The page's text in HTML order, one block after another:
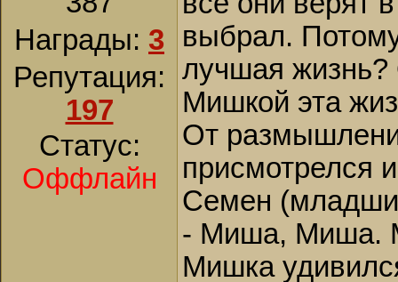
Награды: 3
Репутация:
197
Статус:
Оффлайн
выбрал.
лучшая жизнь?
Мишкой эта
От
присмотрелся
Семен
- Миша, Миша.
Мишка